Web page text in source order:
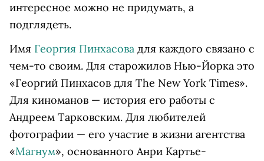
интересное можно не придумать, а
подглядеть.
Имя Георгия Пинхасова для каждого связано с
чем-то своим. Для старожилов Нью-Йорка это
«Георгий Пинхасов для The New York Times».
Для киноманов — история его работы с
Андреем Тарковским. Для любителей
фотографии — его участие в жизни агентства
«Магнум», основанного Анри Картье-